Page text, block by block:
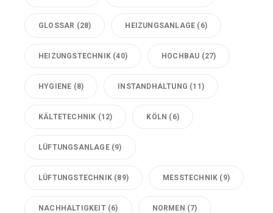
GLOSSAR (28) HEIZUNGSANLAGE (6)
HEIZUNGSTECHNIK (40) HOCHBAU (27)
HYGIENE (8) INSTANDHALTUNG (11)
KÄLTETECHNIK (12) KÖLN (6)
LÜFTUNGSANLAGE(9)
LÜFTUNGSTECHNIK (89) MESSTECHNIK (9)
NACHHALTIGKEIT(6) NORMEN (7)